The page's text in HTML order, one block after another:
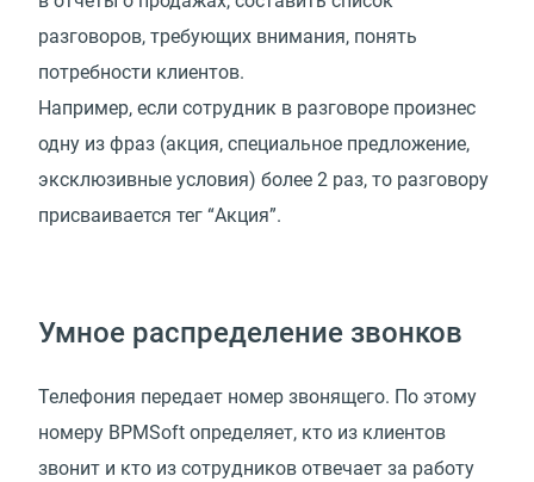
разговоров, требующих внимания, понять
потребности клиентов.
Например, если сотрудник в разговоре произнес
одну из фраз (акция, специальное предложение,
эксклюзивные условия) более 2 раз, то разговору
присваивается тег “Акция”.
Умное распределение звонков
Телефония передает номер звонящего. По этому
номеру BPMSoft определяет, кто из клиентов
звонит и кто из сотрудников отвечает за работу